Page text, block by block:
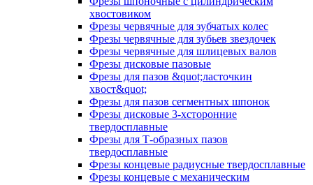
хвостовиком
Фрезы червячные для зубчатых колес
Фрезы червячные для зубьев звездочек
Фрезы червячные для шлицевых валов
Фрезы дисковые пазовые
Фрезы для пазов &quot;ласточкин
хвост&quot;
Фрезы для пазов сегментных шпонок
Фрезы дисковые 3-хсторонние
твердосплавные
Фрезы для Т-образных пазов
твердосплавные
Фрезы концевые радиусные твердосплавные
Фрезы концевые с механическим